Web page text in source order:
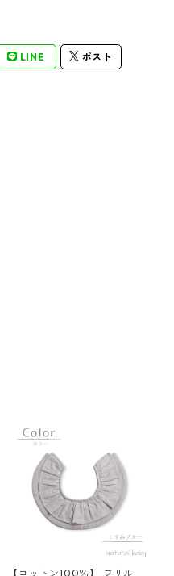
LINE ポスト
【コットン100％】 フリルス